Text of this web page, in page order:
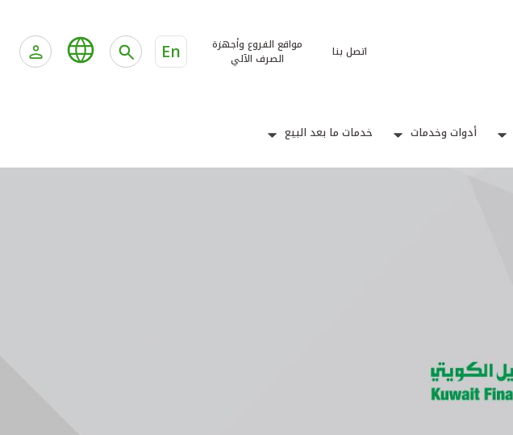
اتصل بنا
مواقع الفروع وأجهزة
الصرف الآلي
En
أدوات وخدمات خدمات ما بعد البيع